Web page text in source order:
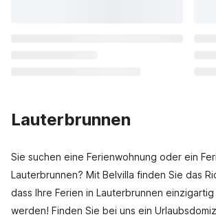
Lauterbrunnen
Sie suchen eine Ferienwohnung oder ein
Lauterbrunnen? Mit Belvilla finden Sie das
dass Ihre Ferien in Lauterbrunnen
werden! Finden Sie bei uns ein